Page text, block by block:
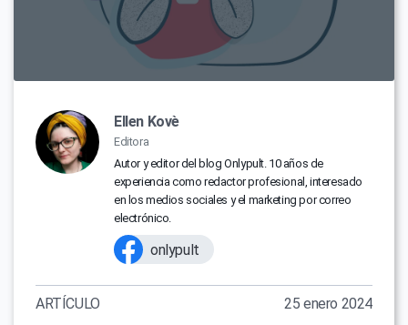
Ellen Kovè
Editora
Autor y editor del blog Onlypult. 10 años de
experiencia como redactor profesional, interesado
en los medios sociales y el marketing por correo
electrónico.
onlypult
ARTÍCULO 25 enero 2024